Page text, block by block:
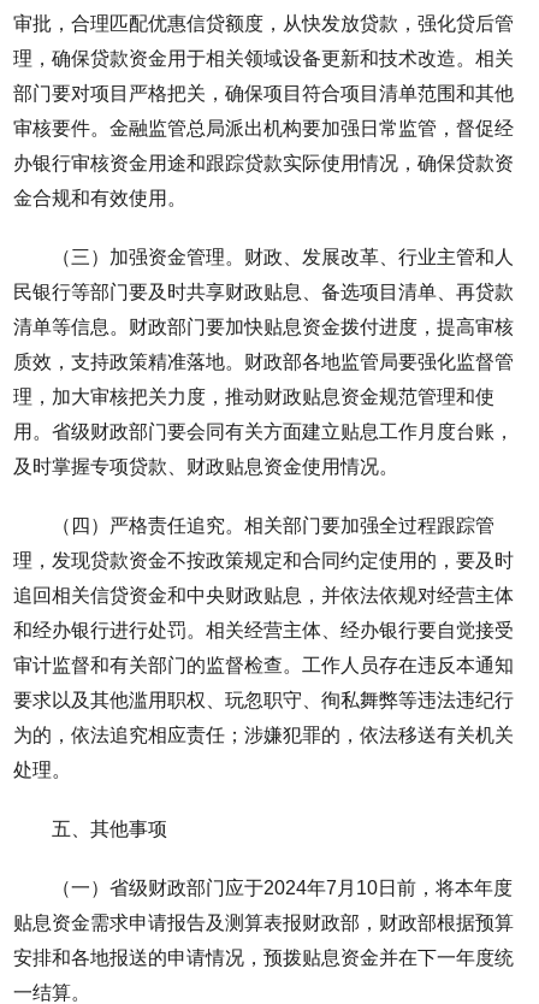
审批，合理匹配优惠信贷额度，从快发放贷款，强化贷后管
理，确保贷款资金用于相关领域设备更新和技术改造。相关
部门要对项目严格把关，确保项目符合项目清单范围和其他
审核要件。金融监管总局派出机构要加强日常监管，督促经
办银行审核资金用途和跟踪贷款实际使用情况，确保贷款资
金合规和有效使用。
（三）加强资金管理。财政、发展改革、行业主管和人
民银行等部门要及时共享财政贴息、备选项目清单、再贷款
清单等信息。财政部门要加快贴息资金拨付进度，提高审核
质效，支持政策精准落地。财政部各地监管局要强化监督管
理，加大审核把关力度，推动财政贴息资金规范管理和使
用。省级财政部门要会同有关方面建立贴息工作月度台账，
及时掌握专项贷款、财政贴息资金使用情况。
（四）严格责任追究。相关部门要加强全过程跟踪管
理，发现贷款资金不按政策规定和合同约定使用的，要及时
追回相关信贷资金和中央财政贴息，并依法依规对经营主体
和经办银行进行处罚。相关经营主体、经办银行要自觉接受
审计监督和有关部门的监督检查。工作人员存在违反本通知
要求以及其他滥用职权、玩忽职守、徇私舞弊等违法违纪行
为的，依法追究相应责任；涉嫌犯罪的，依法移送有关机关
处理。
五、其他事项
（一）省级财政部门应于2024年7月10日前，将本年度
贴息资金需求申请报告及测算表报财政部，财政部根据预算
安排和各地报送的申请情况，预拨贴息资金并在下一年度统
一结算。